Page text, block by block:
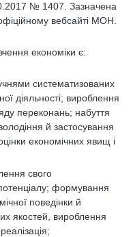
№ 1407. Зазначена
вебсайті МОН.
економіки є:
систематизованих
діяльності; вироблення
переконань; набуття
й застосування
економічних явищ і
свого
формування
поведінки й
якостей, вироблення